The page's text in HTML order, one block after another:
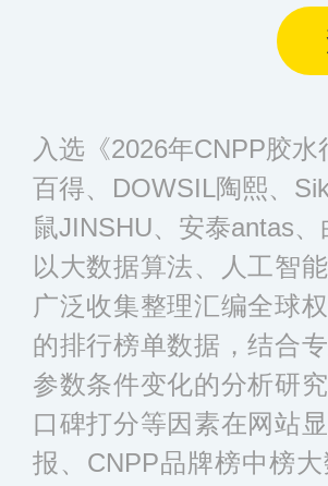
入选《2026年CNPP胶
百得、DOWSIL陶熙、
鼠JINSHU、安泰antas
以大数据算法、人工智
广泛收集整理汇编全球
的排行榜单数据，结合
参数条件变化的分析研
口碑打分等因素在网站
报、CNPP品牌榜中榜